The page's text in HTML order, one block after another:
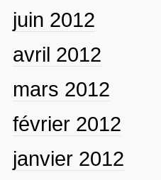
juin 2012
avril 2012
mars 2012
février 2012
janvier 2012